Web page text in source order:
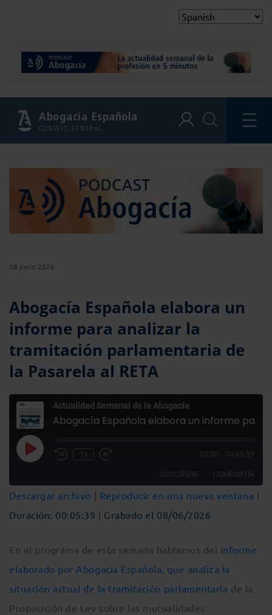
Abogacía Española
CONSEJO GENERAL
08 junio 2026
Abogacía Española elabora un
informe para analizar la
tramitación parlamentaria de
la Pasarela al RETA
Actualidad Semanal de la Abogacía
Reproducir
episodioRebobinar
1x
Fast
seconds
00:00 00:05:39
SUSCRIBIR COMPARTIR
FEED RSS
COMPARTIR
Descargar archivo | Reproducir en una nueva ventana |
Duración: 00:05:39 | Grabado el 08/06/2026
En el programa de esta semana hablamos del informe
elaborado por Abogacía Española, que analiza la
situación actual de la tramitación parlamentaria de la
Proposición de Ley sobre las mutualidades